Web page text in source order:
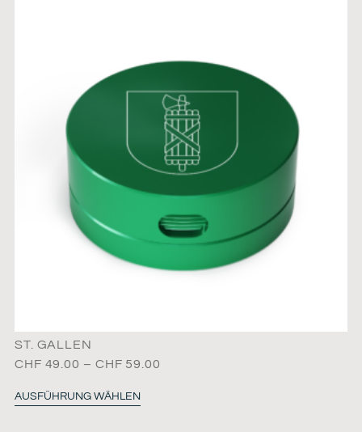
ST. GALLEN
CHF 49.00 – CHF 59.00
AUSFÜHRUNG WÄHLEN